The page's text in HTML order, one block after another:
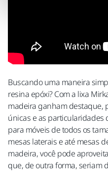
Buscando uma maneira
resina epóxi? Com a lixa
madeira ganham destaque,
únicas e as particularidades
para móveis de todos os
mesas laterais e até mesas
madeira, você pode
que, de outra forma, seriam